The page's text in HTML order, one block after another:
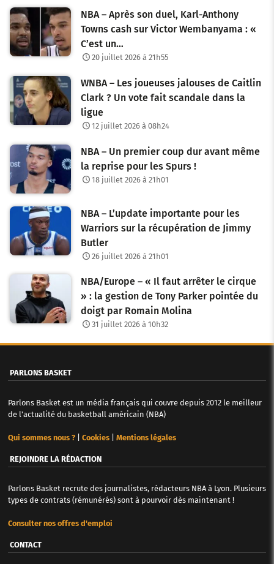
NBA – Après son duel, Karl-Anthony
Towns cash sur Victor Wembanyama : «
C’est un…
20 juillet 2026 à 21h55
WNBA – Les joueuses jalouses de Caitlin
Clark ? Un vote fait scandale dans la
ligue
12 juillet 2026 à 08h24
NBA – Un premier coup dur avant même
la reprise pour les Spurs !
18 juillet 2026 à 21h01
NBA – L’update importante pour les
Warriors sur la récupération de Jimmy
Butler
26 juillet 2026 à 21h01
NBA/Europe – « Il faut arrêter le cirque
» : la gestion de Tony Parker pointée du
doigt par Romain Molina
31 juillet 2026 à 10h32
PARLONS BASKET
Parlons Basket est un média français qui couvre depuis 2012 le meilleur
de l'actualité du basketball américain (NBA)
Qui sommes nous ?| Cookies| Mentions légales
REJOINDRE LA RÉDACTION
Parlons Basket recrute des journalistes, rédacteurs NBA à Lyon. Plusieurs
types de contrats (rémunérés) sont à pourvoir dès maintenant !
Consulter nos offres d'emploi
CONTACT